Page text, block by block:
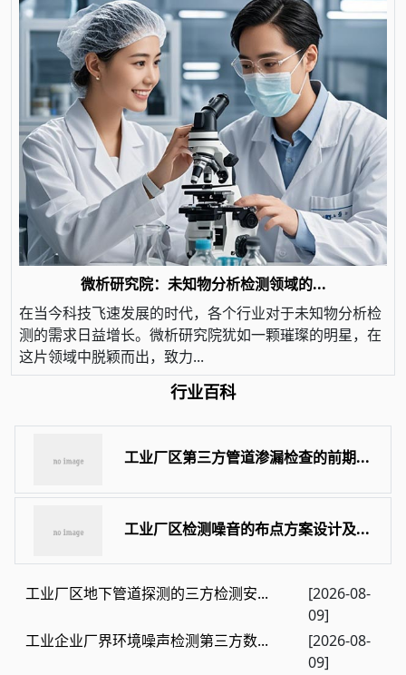
微析研究院：未知物分析检测领域的...
在当今科技飞速发展的时代，各个行业对于未知物分析检
测的需求日益增长。微析研究院犹如一颗璀璨的明星，在
这片领域中脱颖而出，致力...
行业百科
工业厂区第三方管道渗漏检查的前期...
工业厂区检测噪音的布点方案设计及...
工业厂区地下管道探测的三方检测安...
[2026-08-
09]
工业企业厂界环境噪声检测第三方数...
[2026-08-
09]